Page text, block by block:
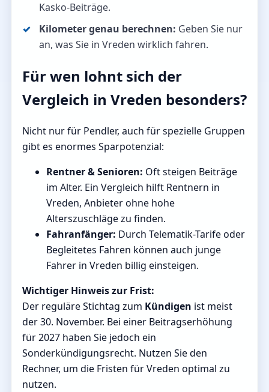
Kasko-Beiträge.
Kilometer genau berechnen: Geben Sie nur
an, was Sie in Vreden wirklich fahren.
Für wen lohnt sich der
Vergleich in Vreden besonders?
Nicht nur für Pendler, auch für spezielle Gruppen
gibt es enormes Sparpotenzial:
Rentner & Senioren: Oft steigen Beiträge
im Alter. Ein Vergleich hilft Rentnern in
Vreden, Anbieter ohne hohe
Alterszuschläge zu finden.
Fahranfänger: Durch Telematik-Tarife oder
Begleitetes Fahren können auch junge
Fahrer in Vreden billig einsteigen.
Wichtiger Hinweis zur Frist:
Der reguläre Stichtag zum Kündigen ist meist
der 30. November. Bei einer Beitragserhöhung
für 2027 haben Sie jedoch ein
Sonderkündigungsrecht. Nutzen Sie den
Rechner, um die Fristen für Vreden optimal zu
nutzen.